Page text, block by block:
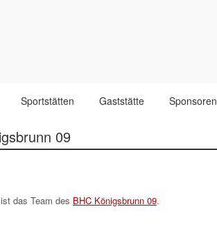
Sportstätten Gaststätte Sponsoren
09
das Team des BHC Königsbrunn 09.